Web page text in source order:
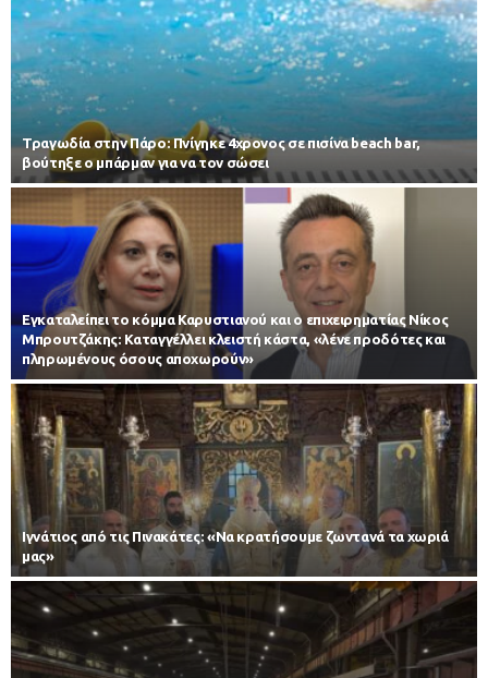
Τραγωδία στην Πάρο: Πνίγηκε 4χρονος σε πισίνα beach bar,
βούτηξε ο μπάρμαν για να τον σώσει
Εγκαταλείπει το κόμμα Καρυστιανού και ο επιχειρηματίας Νίκος
Μπρουτζάκης: Καταγγέλλει κλειστή κάστα, «λένε προδότες και
πληρωμένους όσους αποχωρούν»
Ιγνάτιος από τις Πινακάτες: «Να κρατήσουμε ζωντανά τα χωριά
μας»